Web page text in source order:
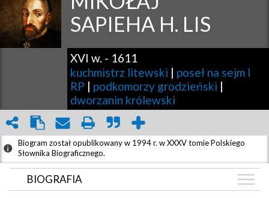
SAPIEHA H. LIS
XVI w. - 1611
kuchmistrz litewski | poseł na sejm I
RP | podkomorzy grodzieński |
dworzanin królewski
Biogram został opublikowany w 1994 r. w XXXV tomie Polskiego
Słownika Biograficznego.
BIOGRAFIA